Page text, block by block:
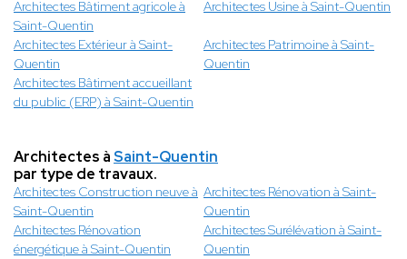
Architectes Bâtiment agricole à
Saint-Quentin
Architectes Usine à Saint-Quentin
Architectes Extérieur à Saint-
Quentin
Architectes Patrimoine à Saint-
Quentin
Architectes Bâtiment accueillant
du public (ERP) à Saint-Quentin
Architectes àSaint-Quentin
par type de travaux.
Architectes Construction neuve à
Saint-Quentin
Architectes Rénovation à Saint-
Quentin
Architectes Rénovation
énergétique à Saint-Quentin
Architectes Surélévation à Saint-
Quentin